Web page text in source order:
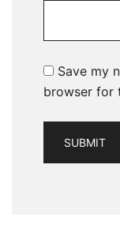
Save my
browser for